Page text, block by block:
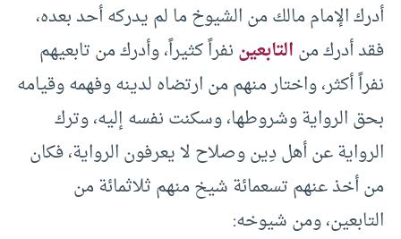
أدرك الإمام مالك من الشيوخ ما لم يدركه أحد بعده،
فقد أدرك منالتابعيننفراً كثيراً، وأدرك من تابعيهم
نفراً أكثر، واختار منهم من ارتضاه لدينه وفهمه وقيامه
بحق الرواية وشروطها، وسكنت نفسه إليه، وترك
الرواية عن أهل دِين وصلاح لا يعرفون الرواية، فكان
من أخذ عنهم تسعمائة شيخ منهم ثلاثمائة من
التابعين، ومن شيوخه: